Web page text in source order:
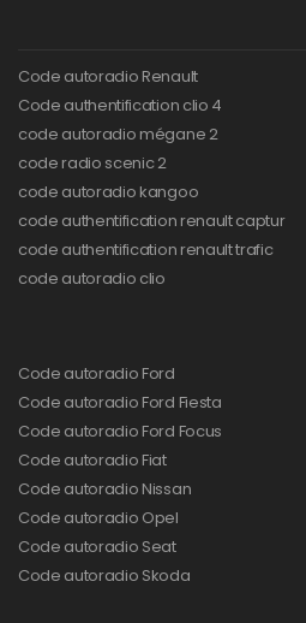
Code autoradio Renault
Code authentification clio 4
code autoradio mégane 2
code radio scenic 2
code autoradio kangoo
code authentification renault captur
code authentification renault trafic
code autoradio clio
Code autoradio Ford
Code autoradio Ford Fiesta
Code autoradio Ford Focus
Code autoradio Fiat
Code autoradio Nissan
Code autoradio Opel
Code autoradio Seat
Code autoradio Skoda